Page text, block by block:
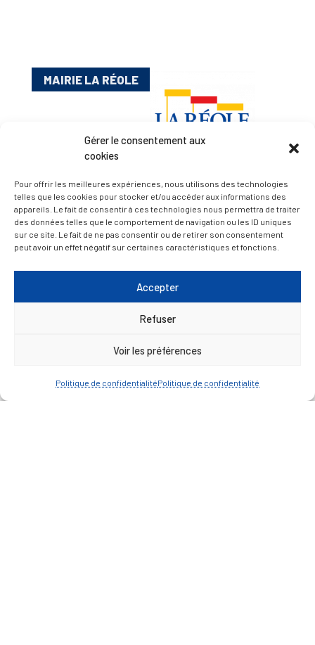
Gérer le consentement aux
cookies
Pour offrir les meilleures expériences, nous utilisons des technologies
telles que les cookies pour stocker et/ou accéder aux informations des
appareils. Le fait de consentir à ces technologies nous permettra de traiter
des données telles que le comportement de navigation ou les ID uniques
sur ce site. Le fait de ne pas consentir ou de retirer son consentement
peut avoir un effet négatif sur certaines caractéristiques et fonctions.
Accepter
Refuser
Voir les préférences
Politique de confidentialitéPolitique de confidentialité
MAIRIE LA RÉOLE
Esplanade Charles de Gaulle
33 190 La Réole
05 56 61 10 11
Du lundi au jeudi inclus : 8h30 à 12h30 et 13h30 à
17h00
— Contacter la Mairie